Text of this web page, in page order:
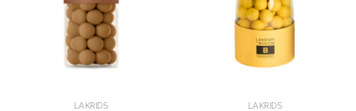
LAKRIDS LAKRIDS